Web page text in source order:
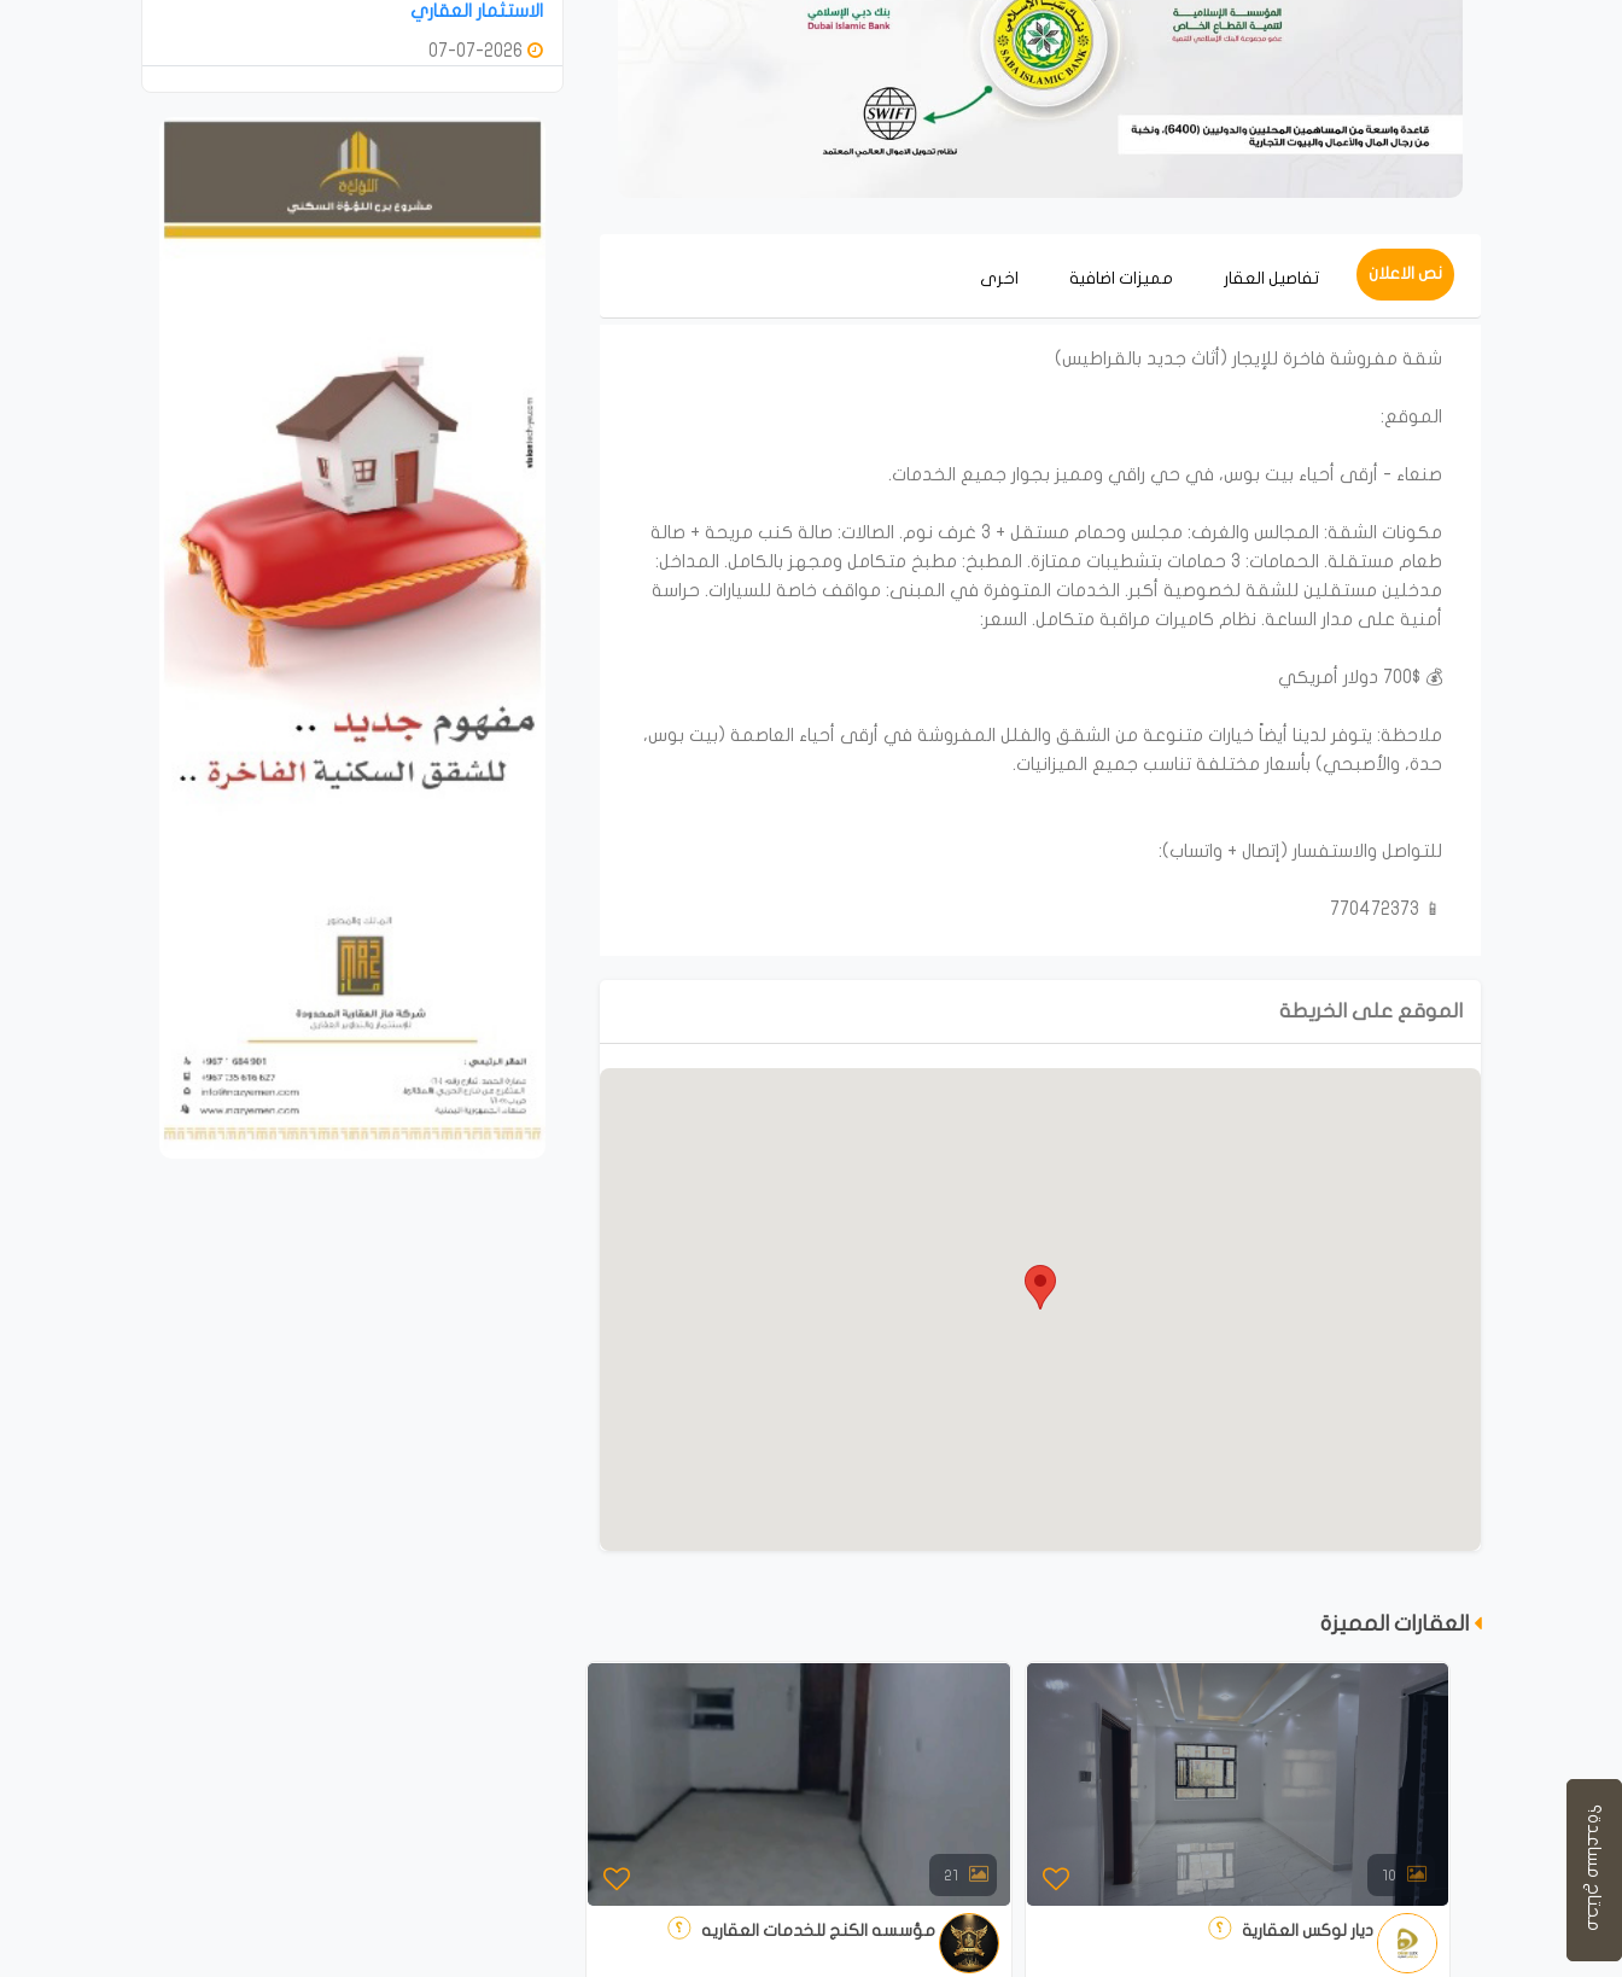
نص الاعلان تفاصيل العقار مميزات اضافية اخرى
​مكونات الشقة: ​المجالس والغرف: مجلس وحمام مستقل + 3 غرف نوم. ​الصالات: صالة كنب مريحة + صالة
طعام مستقلة. ​الحمامات: 3 حمامات بتشطيبات ممتازة. ​المطبخ: مطبخ متكامل ومجهز بالكامل. ​المداخل:
مدخلين مستقلين للشقة لخصوصية أكبر. ​الخدمات المتوفرة في المبنى: ​مواقف خاصة للسيارات. ​حراسة
​ملاحظة: يتوفر لدينا أيضاً خيارات متنوعة من الشقق والفلل المفروشة في أرقى أحياء العاصمة (بيت بوس،
📱 770472373
الموقع على الخريطة
الاستثمار العقاري
العقارات المميزة
21
مؤسسه الكنج للخدمات العقاريه
10
ديار لوكس العقارية محتاج مساعدة؟